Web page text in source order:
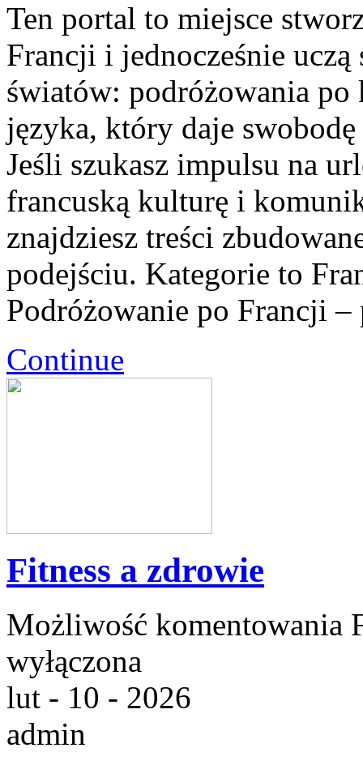
Ten portal to miejsce
Francji i jednocześnie
światów: podróżowania po
języka, który daje
Jeśli szukasz impulsu na
francuską kulturę i
znajdziesz treści
podejściu. Kategorie to
Podróżowanie po Francji –
Continue
Fitness a zdrowie
Możliwość komentowania
wyłączona
lut - 10 - 2026
admin